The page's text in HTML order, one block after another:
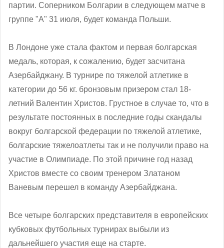
партии. Соперником Болгарии в следующем матче в
группе "А" 31 июля, будет команда Польши.
В Лондоне уже стала фактом и первая болгарская
медаль, которая, к сожалению, будет засчитана
Азербайджану. В турнире по тяжелой атлетике в
категории до 56 кг. бронзовым призером стал 18-
летний Валентин Христов. Грустное в случае то, что в
результате постоянных в последние годы скандалы
вокруг болгарской федерации по тяжелой атлетике,
болгарские тяжелоатлеты так и не получили право на
участие в Олимпиаде. По этой причине год назад
Христов вместе со своим тренером Златаном
Ваневым перешел в команду Азербайджана.
Все четыре болгарских представителя в европейских
кубковых футбольных турнирах выбыли из
дальнейшего участия еще на старте.